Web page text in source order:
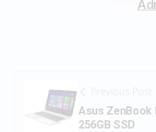
Previous Post
Asus ZenBook
256GB SSD